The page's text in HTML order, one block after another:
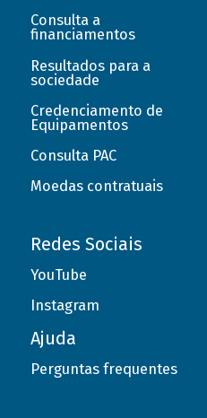
Consulta a
financiamentos
Resultados para a
sociedade
Credenciamento de
Equipamentos
Consulta PAC
Moedas contratuais
Redes Sociais
YouTube
Instagram
Ajuda
Perguntas frequentes